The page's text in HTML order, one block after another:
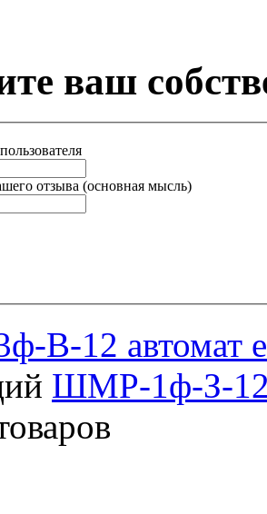
ваш
отзыва (основная мысль)
В-12 автомат
ШМР-1ф-З-12